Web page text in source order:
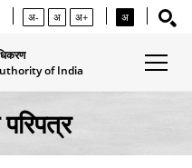
अ- अ अ+ अ
of India